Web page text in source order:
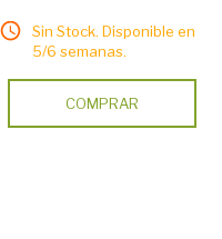
Sin Stock. Disponible en
5/6 semanas.
COMPRAR